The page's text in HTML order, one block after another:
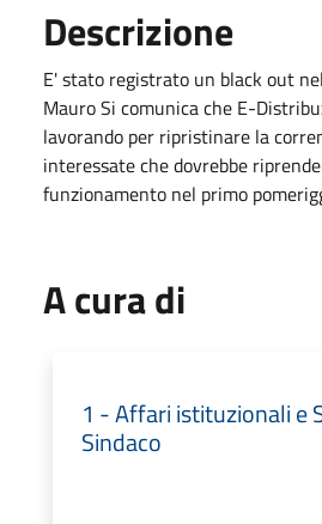
Descrizione
E' stato registrato un black out
Mauro Si comunica che E-
lavorando per ripristinare la
interessate che dovrebbe
funzionamento nel primo
A cura di
1 - Affari istituzionali e
Sindaco